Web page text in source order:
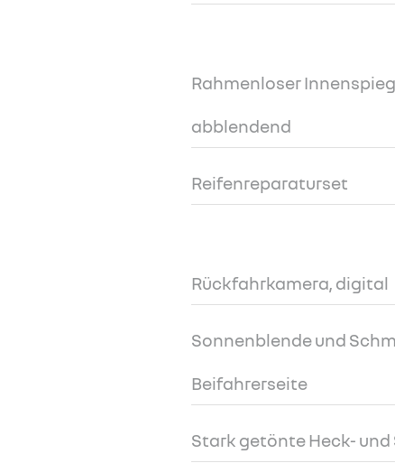
Rahmenloser
abblendend
Reifenreparaturset
Rückfahrkamera, digital
Sonnenblende und
Beifahrerseite
Stark getönte Heck-